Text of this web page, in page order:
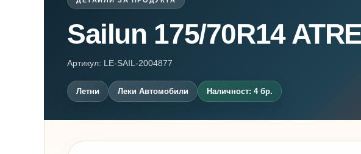
Sailun 175/70R14
Артикул: LE-SAIL-2004877
Летни Леки Автомобили Наличност: 4 бр.